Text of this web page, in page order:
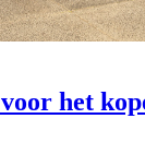
het